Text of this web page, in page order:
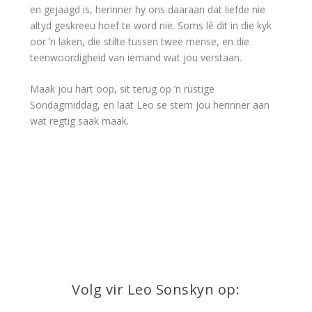
en gejaagd is, herinner hy ons daaraan dat liefde nie
altyd geskreeu hoef te word nie. Soms lê dit in die kyk
oor ’n laken, die stilte tussen twee mense, en die
teenwoordigheid van iemand wat jou verstaan.
Maak jou hart oop, sit terug op ’n rustige
Sondagmiddag, en laat Leo se stem jou herinner aan
wat regtig saak maak.
Volg vir Leo Sonskyn op: